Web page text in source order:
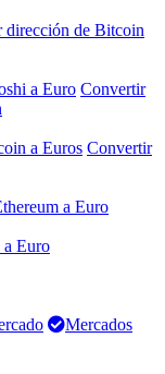
dirección de Bitcoin
a Euro Convertir
a Euros Convertir
a Euro
Euro
Mercados